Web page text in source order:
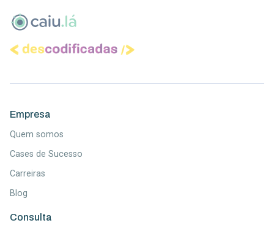
Empresa
Quem somos
Cases de Sucesso
Carreiras
Blog
Consulta